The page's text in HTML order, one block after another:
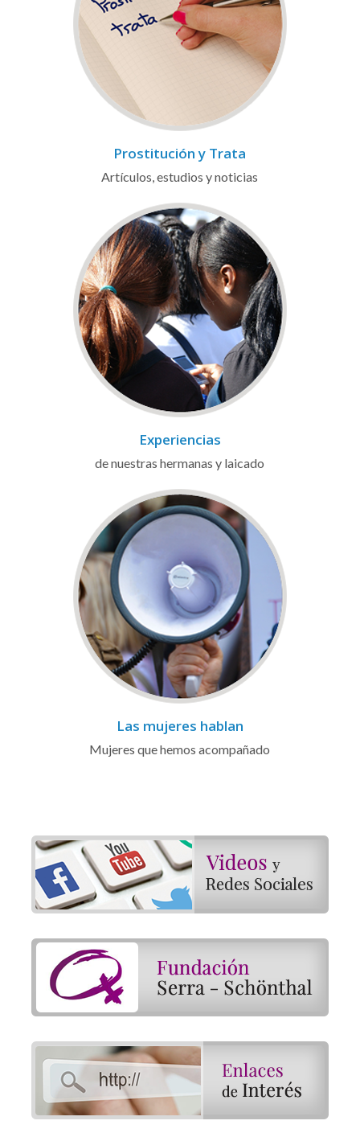
Prostitución y Trata
Artículos, estudios y noticias
Experiencias
de nuestras hermanas y laicado
Las mujeres hablan
Mujeres que hemos acompañado